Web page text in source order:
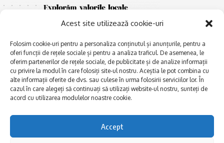
Acest site utilizează cookie-uri
Folosim cookie-uri pentru a personaliza conținutul și anunțurile, pentru a
oferi funcții de rețele sociale și pentru a analiza traficul. De asemenea, le
oferim partenerilor de rețele sociale, de publicitate și de analize informații
cu privire la modul în care folosiți site-ul nostru. Aceștia le pot combina cu
alte informații oferite de dvs. sau culese în urma folosirii serviciilor lor. În
cazul în care alegeți să continuați să utilizați website-ul nostru, sunteți de
acord cu utilizarea modulelor noastre cookie.
Accept
E xplorăm Dobrogea,
Explorăm valorile locale:
Deltă, Litoral, cele mai mari
lacuri, cele mai vechi orașe,
multe etnii, CELE MAI
Afaceri și meșteșuguri
Actualitate
Istorie și civilizaţie
La Drum cu Ada